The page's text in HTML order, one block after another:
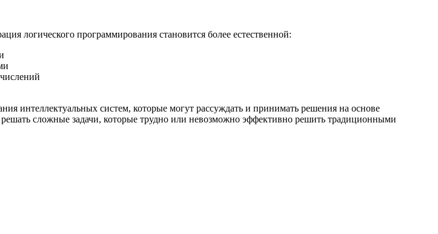
логического программирования становится более естественной:
интеллектуальных систем, которые могут рассуждать и принимать решения на основе
сложные задачи, которые трудно или невозможно эффективно решить традиционными